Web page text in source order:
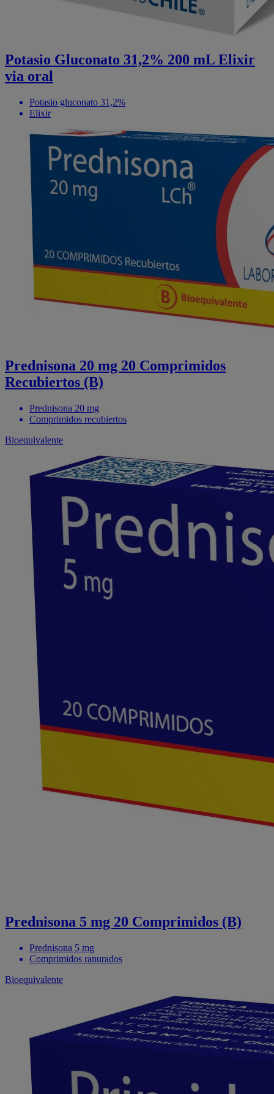
Potasio Gluconato 31,2% 200 mL Elixir
via oral
Potasio gluconato 31,2%
Elixir
Prednisona 20 mg 20 Comprimidos
Recubiertos (B)
Prednisona 20 mg
Comprimidos recubiertos
Bioequivalente
Prednisona 5 mg 20 Comprimidos (B)
Prednisona 5 mg
Comprimidos ranurados
Bioequivalente